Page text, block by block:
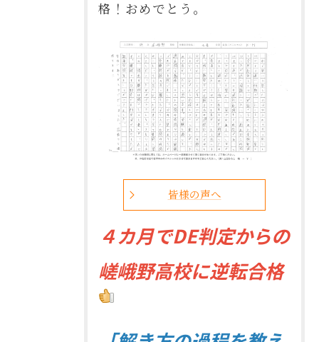
格！おめでとう。
皆様の声へ
４カ月でDE判定からの
嵯峨野高校に逆転合格